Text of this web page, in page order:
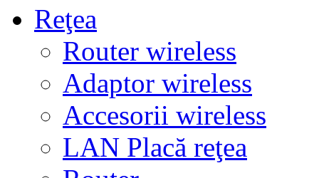
Reţea
Router wireless
Adaptor wireless
Accesorii wireless
LAN Placă reţea